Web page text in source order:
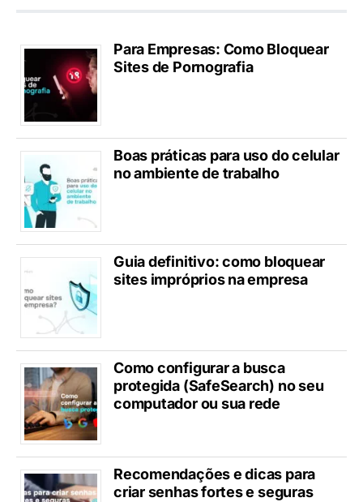
Para Empresas: Como Bloquear
Sites de Pornografia
Boas práticas para uso do celular
no ambiente de trabalho
Guia definitivo: como bloquear
sites impróprios na empresa
Como configurar a busca
protegida (SafeSearch) no seu
computador ou sua rede
Recomendações e dicas para
criar senhas fortes e seguras